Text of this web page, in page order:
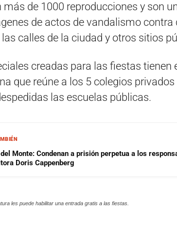
de 1000 reproducciones y son un
de actos de vandalismo contra
calles de la ciudad y otros sitios
creadas para las fiestas tienen
que reúne a los 5 colegios
las escuelas públicas.
Monte: Condenan a prisión perpetua a los
Doris Cappenberg
les puede habilitar una entrada gratis a las fiestas.